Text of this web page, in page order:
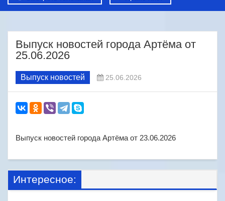
Выпуск новостей города Артёма от
25.06.2026
Выпуск новостей 25.06.2026
Выпуск новостей города Артёма от 23.06.2026
Интересное: